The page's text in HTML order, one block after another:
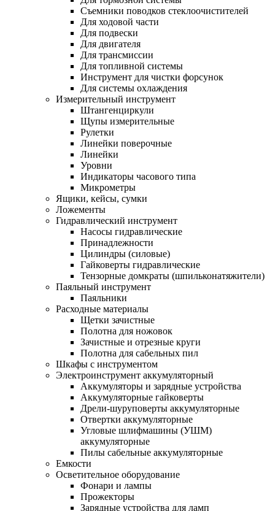
Съемники поводков стеклоочистителей
Для ходовой части
Для подвески
Для двигателя
Для трансмиссии
Для топливной системы
Инструмент для чистки форсунок
Для системы охлаждения
Измерительный инструмент
Штангенциркули
Щупы измерительные
Рулетки
Линейки поверочные
Линейки
Уровни
Индикаторы часового типа
Микрометры
Ящики, кейсы, сумки
Ложементы
Гидравлический инструмент
Насосы гидравлические
Принадлежности
Цилиндры (силовые)
Гайковерты гидравлические
Тензорные домкраты (шпильконатяжители)
Паяльный инструмент
Паяльники
Расходные материалы
Щетки зачистные
Полотна для ножовок
Зачистные и отрезные круги
Полотна для сабельных пил
Шкафы с инструментом
Электроинструмент аккумуляторный
Аккумуляторы и зарядные устройства
Аккумуляторные гайковерты
Дрели-шуруповерты аккумуляторные
Отвертки аккумуляторные
Угловые шлифмашины (УШМ)
аккумуляторные
Пилы сабельные аккумуляторные
Емкости
Осветительное оборудование
Фонари и лампы
Прожекторы
Зарядные устройства для ламп